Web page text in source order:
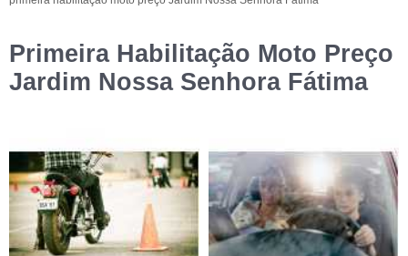
Primeira Habilitação Moto Preço
Jardim Nossa Senhora Fátima